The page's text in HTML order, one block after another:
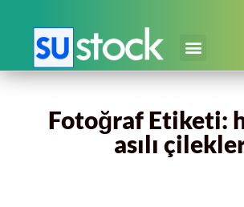
Fotoğraf Etiketi:
asılı